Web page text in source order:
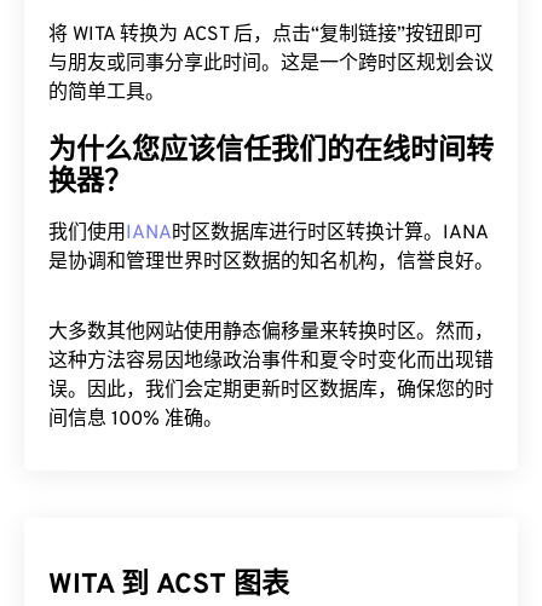
将 WITA 转换为 ACST 后，点击“复制链接”按钮即可
与朋友或同事分享此时间。这是一个跨时区规划会议
的简单工具。
为什么您应该信任我们的在线时间转
换器？
我们使用IANA时区数据库进行时区转换计算。IANA
是协调和管理世界时区数据的知名机构，信誉良好。
大多数其他网站使用静态偏移量来转换时区。然而，
这种方法容易因地缘政治事件和夏令时变化而出现错
误。因此，我们会定期更新时区数据库，确保您的时
间信息 100% 准确。
WITA 到 ACST 图表